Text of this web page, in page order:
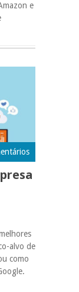
e
alvo de
como